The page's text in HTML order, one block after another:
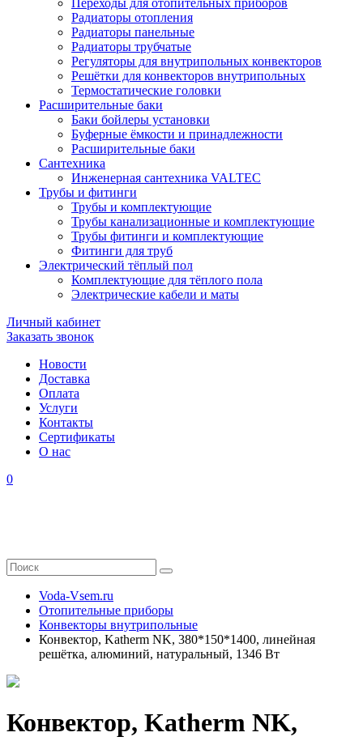
Переходы для отопительных приборов
Радиаторы отопления
Радиаторы панельные
Радиаторы трубчатые
Регуляторы для внутрипольных конвекторов
Решётки для конвекторов внутрипольных
Термостатические головки
Расширительные баки
Баки бойлеры установки
Буферные ёмкости и принадлежности
Расширительные баки
Сантехника
Инженерная сантехника VALTEC
Трубы и фитинги
Трубы и комплектующие
Трубы канализационные и комплектующие
Трубы фитинги и комплектующие
Фитинги для труб
Электрический тёплый пол
Комплектующие для тёплого пола
Электрические кабели и маты
Личный кабинет
Заказать звонок
Новости
Доставка
Оплата
Услуги
Контакты
Cертификаты
О нас
0
Voda-Vsem.ru
Отопительные приборы
Конвекторы внутрипольные
Конвектор, Katherm NK, 380*150*1400, линейная
решётка, алюминий, натуральный, 1346 Вт
Конвектор, Katherm NK,